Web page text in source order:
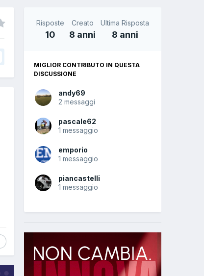
Risposte
10
Creato
8 anni
Ultima Risposta
8 anni
MIGLIOR CONTRIBUTO IN QUESTA
DISCUSSIONE
andy69
2 messaggi
pascale62
1 messaggio
emporio
1 messaggio
piancastelli
1 messaggio